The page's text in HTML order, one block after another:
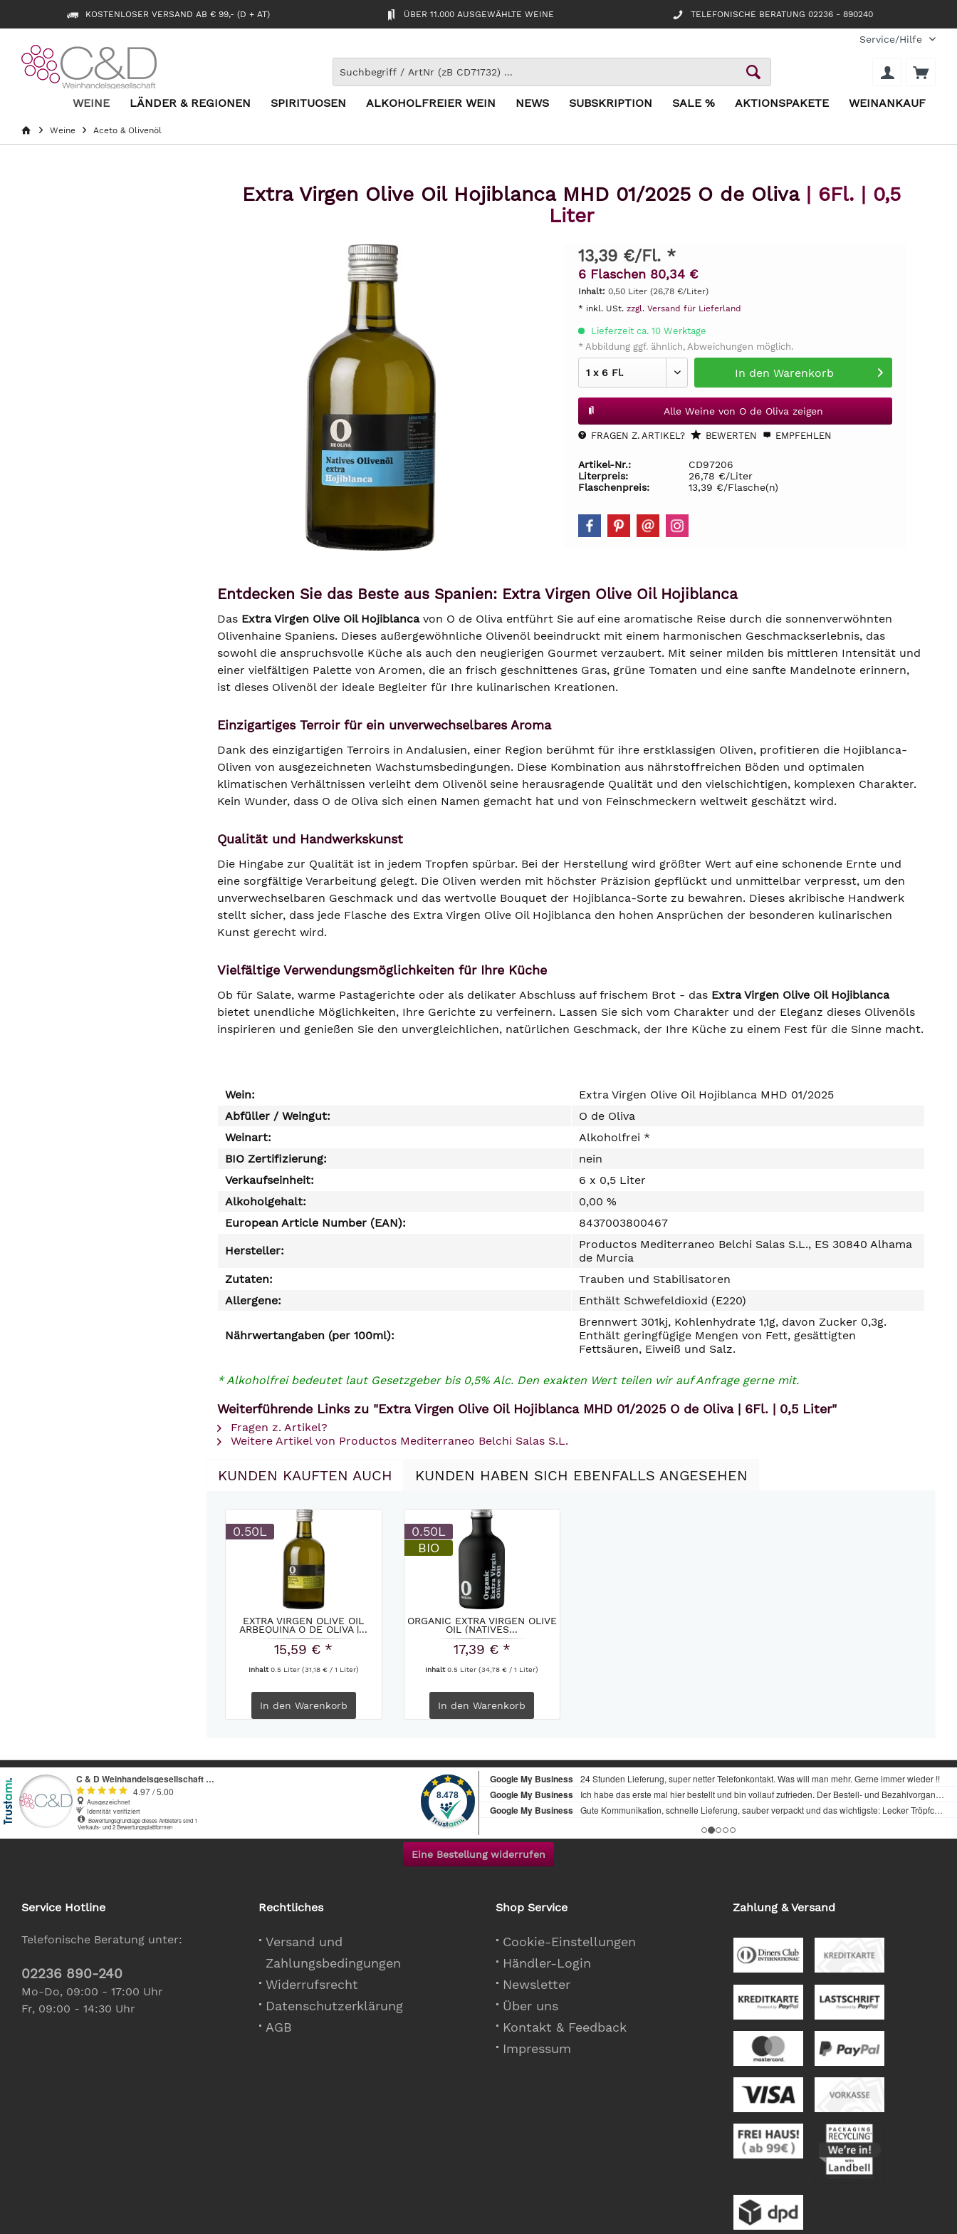
KOSTENLOSER VERSAND AB € 99,- (D + AT) ÜBER 11.000 AUSGEWÄHLTE WEINE TELEFONISCHE BERATUNG 02236 - 890240
Service/Hilfe
WEINE LÄNDER & REGIONEN SPIRITUOSEN ALKOHOLFREIER WEIN NEWS SUBSKRIPTION SALE % AKTIONSPAKETE WEINANKAUF
Weine Aceto & Olivenöl
Extra Virgen Olive Oil Hojiblanca MHD 01/2025 O de Oliva | 6Fl. | 0,5
Liter
13,39 €/Fl. *
6 Flaschen 80,34 €
Inhalt: 0,50 Liter (26,78 €/Liter)
* inkl. USt. zzgl. Versand für Lieferland
Lieferzeit ca. 10 Werktage
* Abbildung ggf. ähnlich, Abweichungen möglich.
In den Warenkorb
Alle Weine von O de Oliva zeigen
FRAGEN Z. ARTIKEL? BEWERTEN EMPFEHLEN
Artikel-Nr.:
CD97206
Literpreis:
26,78 €/Liter
Flaschenpreis:
13,39 €/Flasche(n)
Entdecken Sie das Beste aus Spanien: Extra Virgen Olive Oil Hojiblanca
Das Extra Virgen Olive Oil Hojiblancavon O de Oliva entführt Sie auf eine aromatische Reise durch die sonnenverwöhnten
Olivenhaine Spaniens. Dieses außergewöhnliche Olivenöl beeindruckt mit einem harmonischen Geschmackserlebnis, das
sowohl die anspruchsvolle Küche als auch den neugierigen Gourmet verzaubert. Mit seiner milden bis mittleren Intensität und
einer vielfältigen Palette von Aromen, die an frisch geschnittenes Gras, grüne Tomaten und eine sanfte Mandelnote erinnern,
ist dieses Olivenöl der ideale Begleiter für Ihre kulinarischen Kreationen.
Einzigartiges Terroir für ein unverwechselbares Aroma
Dank des einzigartigen Terroirs in Andalusien, einer Region berühmt für ihre erstklassigen Oliven, profitieren die Hojiblanca-
Oliven von ausgezeichneten Wachstumsbedingungen. Diese Kombination aus nährstoffreichen Böden und optimalen
klimatischen Verhältnissen verleiht dem Olivenöl seine herausragende Qualität und den vielschichtigen, komplexen Charakter.
Kein Wunder, dass O de Oliva sich einen Namen gemacht hat und von Feinschmeckern weltweit geschätzt wird.
Qualität und Handwerkskunst
Die Hingabe zur Qualität ist in jedem Tropfen spürbar. Bei der Herstellung wird größter Wert auf eine schonende Ernte und
eine sorgfältige Verarbeitung gelegt. Die Oliven werden mit höchster Präzision gepflückt und unmittelbar verpresst, um den
unverwechselbaren Geschmack und das wertvolle Bouquet der Hojiblanca-Sorte zu bewahren. Dieses akribische Handwerk
stellt sicher, dass jede Flasche des Extra Virgen Olive Oil Hojiblanca den hohen Ansprüchen der besonderen kulinarischen
Kunst gerecht wird.
Vielfältige Verwendungsmöglichkeiten für Ihre Küche
Ob für Salate, warme Pastagerichte oder als delikater Abschluss auf frischem Brot - das Extra Virgen Olive Oil Hojiblanca
bietet unendliche Möglichkeiten, Ihre Gerichte zu verfeinern. Lassen Sie sich vom Charakter und der Eleganz dieses Olivenöls
inspirieren und genießen Sie den unvergleichlichen, natürlichen Geschmack, der Ihre Küche zu einem Fest für die Sinne macht.
Wein:
Extra Virgen Olive Oil Hojiblanca MHD 01/2025
Abfüller / Weingut:
O de Oliva
Weinart:
Alkoholfrei *
BIO Zertifizierung:
nein
Verkaufseinheit:
6 x 0,5 Liter
Alkoholgehalt:
0,00 %
European Article Number (EAN):
8437003800467
Hersteller:
Productos Mediterraneo Belchi Salas S.L., ES 30840 Alhama
de Murcia
Zutaten:
Trauben und Stabilisatoren
Allergene:
Enthält Schwefeldioxid (E220)
Nährwertangaben (per 100ml):
Brennwert 301kj, Kohlenhydrate 1,1g, davon Zucker 0,3g.
Enthält geringfügige Mengen von Fett, gesättigten
Fettsäuren, Eiweiß und Salz.
* Alkoholfrei bedeutet laut Gesetzgeber bis 0,5% Alc. Den exakten Wert teilen wir auf Anfrage gerne mit.
Weiterführende Links zu "Extra Virgen Olive Oil Hojiblanca MHD 01/2025 O de Oliva | 6Fl. | 0,5 Liter"
Fragen z. Artikel?
Weitere Artikel von Productos Mediterraneo Belchi Salas S.L.
KUNDEN KAUFTEN AUCH KUNDEN HABEN SICH EBENFALLS ANGESEHEN
0.50L
EXTRA VIRGEN OLIVE OIL
ARBEQUINA O DE OLIVA |...
15,59 € *
Inhalt0.5 Liter (31,18 € / 1 Liter)
In den Warenkorb
0.50L
BIO
ORGANIC EXTRA VIRGEN OLIVE
OIL (NATIVES...
17,39 € *
Inhalt0.5 Liter(34,78 € / 1 Liter)
In den Warenkorb
Eine Bestellung widerrufen
Service Hotline
Telefonische Beratung unter:
02236 890-240
Mo-Do, 09:00 - 17:00 Uhr
Fr, 09:00 - 14:30 Uhr
Rechtliches
Versand und
Zahlungsbedingungen
Widerrufsrecht
Datenschutzerklärung
AGB
Shop Service
Cookie-Einstellungen
Händler-Login
Newsletter
Über uns
Kontakt & Feedback
Impressum
Zahlung & Versand